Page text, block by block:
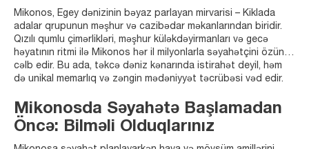
Mikonos, Egey dənizinin bəyaz parlayan mirvarisi – Kiklada
adalar qrupunun məşhur və cazibədar məkanlarından biridir.
Qızılı qumlu çimərlikləri, məşhur küləkdəyirmanları və gecə
həyatının ritmi ilə Mikonos hər il milyonlarla səyahətçini özünə
cəlb edir. Bu ada, təkcə dəniz kənarında istirahət deyil, həm
də unikal memarlıq və zəngin mədəniyyət təcrübəsi vəd edir.
Mikonosda Səyahətə Başlamadan
Öncə: Bilməli Olduqlarınız